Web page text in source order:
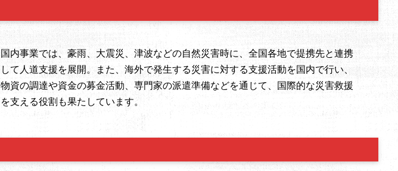
国内事業では、豪雨、大震災、津波などの自然災害時に、全国各地で提携先と連携
して人道支援を展開。また、海外で発生する災害に対する支援活動を国内で行い、
物資の調達や資金の募金活動、専門家の派遣準備などを通じて、国際的な災害救援
を支える役割も果たしています。